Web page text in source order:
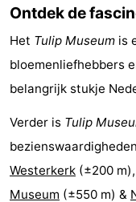
Nachtleven
Eten
en
drinken
Winkelen
-
Markten
-
Warenhuizen
Evenementen
Ontdek de
Het Tulip Museum is
bloemenliefhebbers
belangrijk stukje
Verder is Tulip
Westerkerk (±200 m),
Museum (±550 m) &